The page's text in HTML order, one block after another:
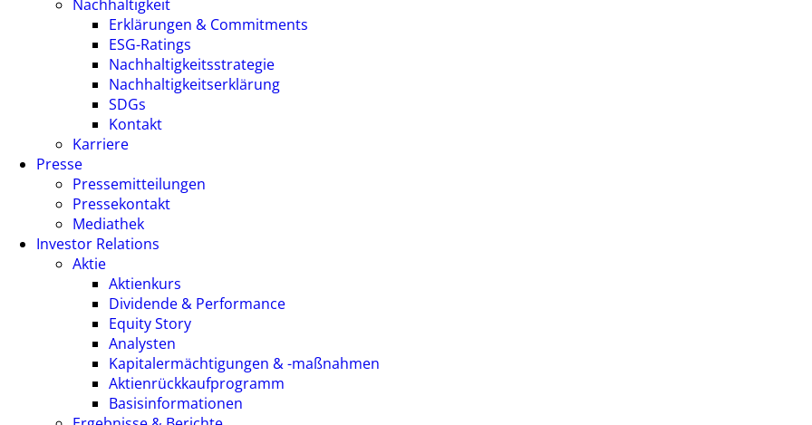
Nachhaltigkeit
Erklärungen & Commitments
ESG-Ratings
Nachhaltigkeitsstrategie
Nachhaltigkeitserklärung
SDGs
Kontakt
Karriere
Presse
Pressemitteilungen
Pressekontakt
Mediathek
Investor Relations
Aktie
Aktienkurs
Dividende & Performance
Equity Story
Analysten
Kapitalermächtigungen & -maßnahmen
Aktienrückkaufprogramm
Basisinformationen